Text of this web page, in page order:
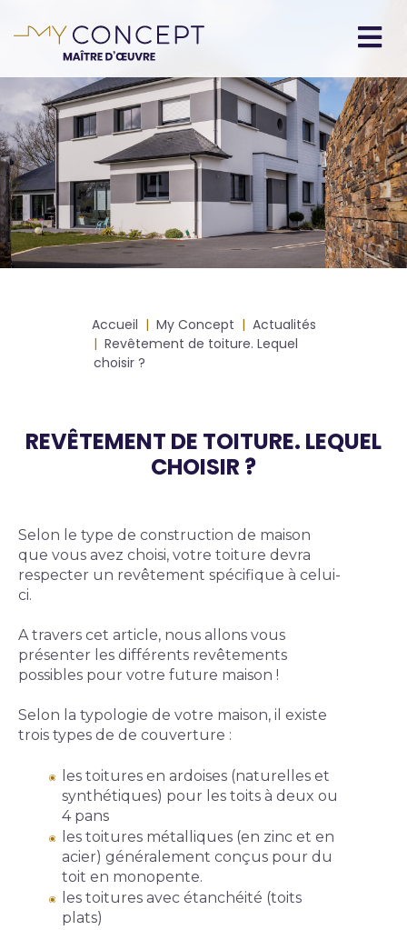
au
principal
principale
Fil
d'Ariane
Accueil My Concept
Actualités
Revêtement de toiture. Lequel
choisir ?
REVÊTEMENT DE TOITURE. LEQUEL
CHOISIR ?
Body
Selon le type de construction de maison
que vous avez choisi, votre toiture devra
respecter un revêtement spécifique à celui-
ci.
A travers cet article, nous allons vous
présenter les différents revêtements
possibles pour votre future maison !
Selon la typologie de votre maison, il existe
trois types de de couverture :
les toitures en ardoises (naturelles et
synthétiques) pour les toits à deux ou
4 pans
les toitures métalliques (en zinc et en
acier) généralement conçus pour du
toit en monopente.
les toitures avec étanchéité (toits
plats)